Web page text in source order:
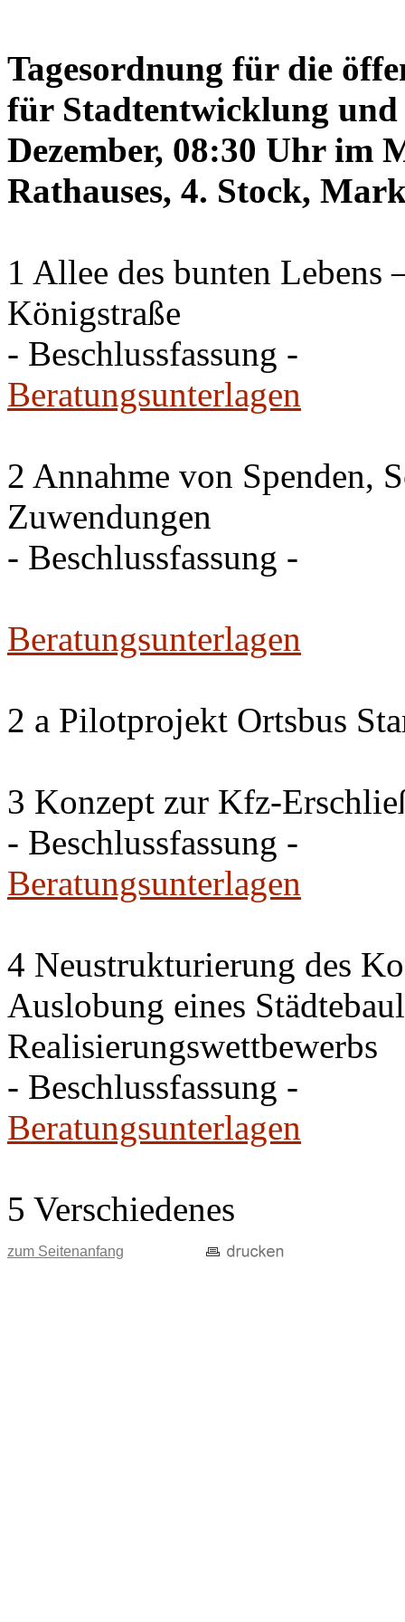
Tagesordnung für die
für Stadtentwicklung und
Dezember, 08:30 Uhr im
Rathauses, 4. Stock,
1 Allee des bunten Lebens
Königstraße
- Beschlussfassung -
Beratungsunterlagen
2 Annahme von Spenden,
Zuwendungen
- Beschlussfassung -
Beratungsunterlagen
2 a Pilotprojekt Ortsbus
3 Konzept zur Kfz-
- Beschlussfassung -
Beratungsunterlagen
4 Neustrukturierung des
Auslobung eines
Realisierungswettbewerbs
- Beschlussfassung -
Beratungsunterlagen
5 Verschiedenes
zum Seitenanfang